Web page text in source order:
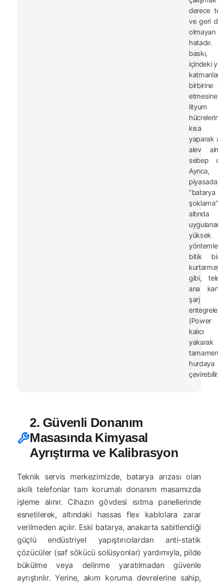
derece
ve geri
içindeki
birbirine
lityum
kısa
yaparak
alev
sebep
Ayrıca,
piyasada
“batarya
altında
yüksek
bitik
gibi,
ana
şarj
kalıcı
yakarak
tamamen
hurdaya
2. Güvenli Donanım
Masasında Kimyasal
Ayrıştırma ve Kalibrasyon
Teknik servis merkezimizde, batarya arızası olan
akıllı telefonlar tam korumalı donanım masamızda
işleme alınır. Cihazın gövdesi ısıtma panellerinde
esnetilerek, altındaki hassas flex kablolara zarar
verilmeden açılır. Eski batarya, anakarta sabitlendiği
güçlü endüstriyel yapıştırıcılardan anti-statik
çözücüler (saf sökücü solüsyonlar) yardımıyla, pilde
bükülme veya delinme yaratılmadan güvenle
ayrıştırılır. Yerine, akım koruma devrelerine sahip,